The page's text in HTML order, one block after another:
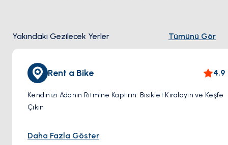
Yakındaki Gezilecek Yerler Tümünü Gör
Rent a Bike 4.9
Kendinizi Adanın Ritmine Kaptırın: Bisiklet Kiralayın ve Keşfe
Çıkın
Neden harika: Şipan, sakin yolları ve etkileyici
Daha Fazla Göster